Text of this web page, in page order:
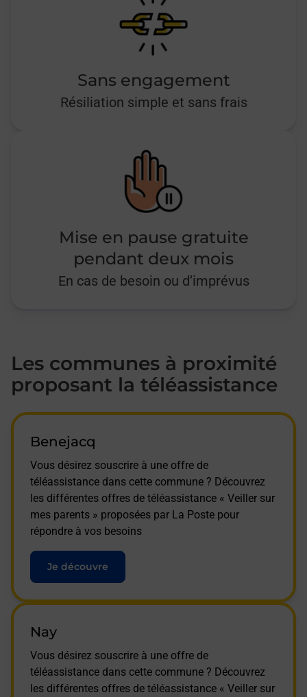
Sans engagement
Résiliation simple et sans frais
Mise en pause gratuite
pendant deux mois
En cas de besoin ou d’imprévus
Les communes à proximité
proposant la téléassistance
Benejacq
Vous désirez souscrire à une offre de
téléassistance dans cette commune ? Découvrez
les différentes offres de téléassistance « Veiller sur
mes parents » proposées par La Poste pour
répondre à vos besoins
Je découvre
Nay
Vous désirez souscrire à une offre de
téléassistance dans cette commune ? Découvrez
les différentes offres de téléassistance « Veiller sur